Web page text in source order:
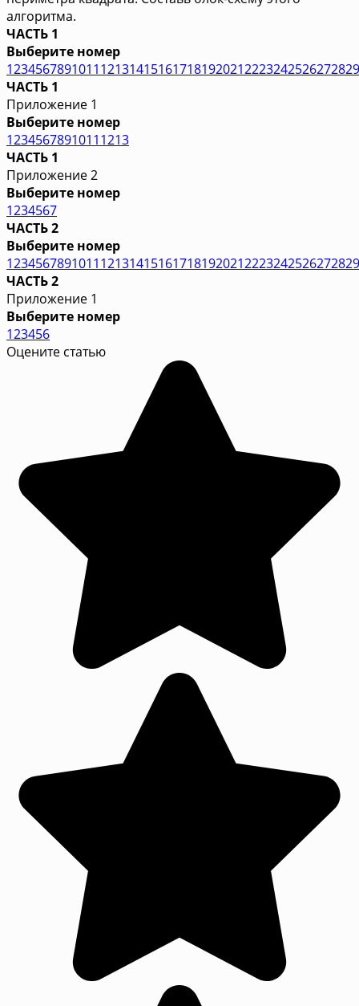
алгоритма.
ЧАСТЬ 1
Выберите номер
1234567891011121314151617181920212223242526272829
ЧАСТЬ 1
Приложение 1
Выберите номер
12345678910111213
ЧАСТЬ 1
Приложение 2
Выберите номер
1234567
ЧАСТЬ 2
Выберите номер
1234567891011121314151617181920212223242526272829
ЧАСТЬ 2
Приложение 1
Выберите номер
123456
Оцените статью